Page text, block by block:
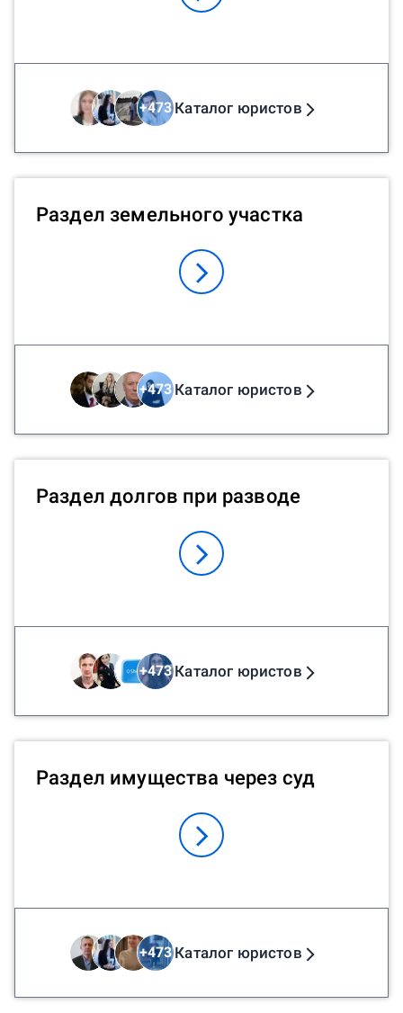
+473Каталог юристов
Раздел земельного участка
+473Каталог юристов
Раздел долгов при разводе
+473Каталог юристов
Раздел имущества через суд
+473Каталог юристов